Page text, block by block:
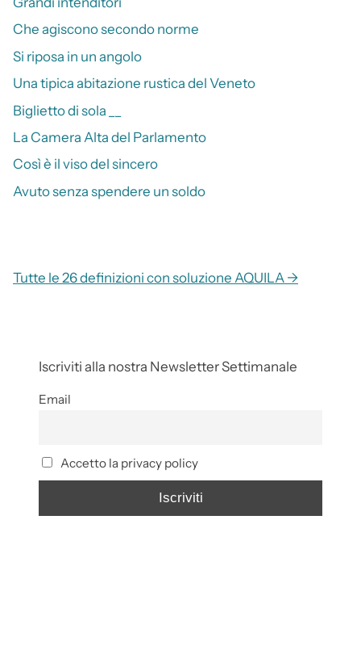
Che agiscono secondo norme
Si riposa in un angolo
Una tipica abitazione rustica del Veneto
Biglietto di sola __
La Camera Alta del Parlamento
Così è il viso del sincero
Avuto senza spendere un soldo
Tutte le 26 definizioni con soluzione AQUILA →
Iscriviti alla nostra Newsletter Settimanale
Email
Accetto la privacy policy